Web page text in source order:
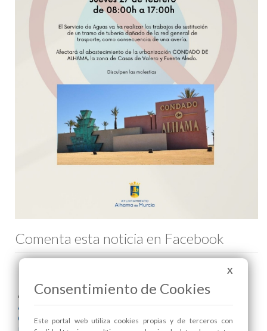
Comenta esta noticia en Facebook
Areas relacionadas:
Agua
Consumo
X
Consentimiento de Cookies
Este portal web utiliza cookies propias y de terceros con